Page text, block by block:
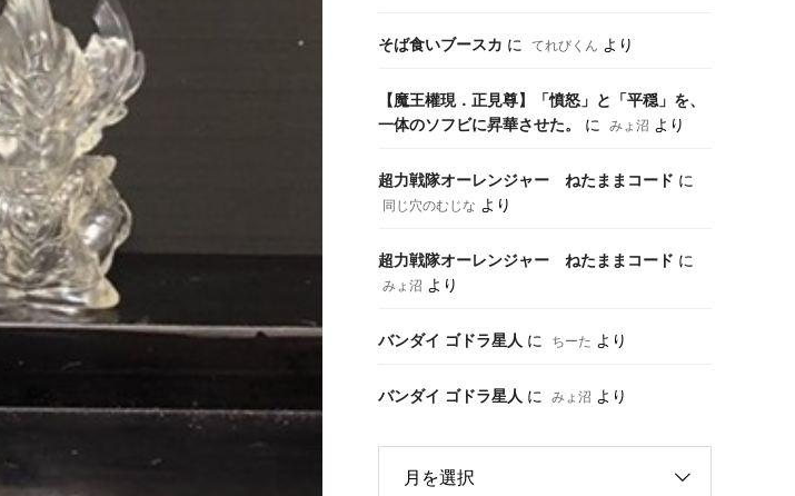
そば食いブースカ に てれびくん より
【魔王權現．正見尊】「憤怒」と「平穏」を、
一体のソフビに昇華させた。
に みょ沼 より
超力戦隊オーレンジャー ねたままコード に
同じ穴のむじな より
超力戦隊オーレンジャー ねたままコード に
みょ沼 より
バンダイ ゴドラ星人 に ちーた より
バンダイ ゴドラ星人 に みょ沼 より
月を選択